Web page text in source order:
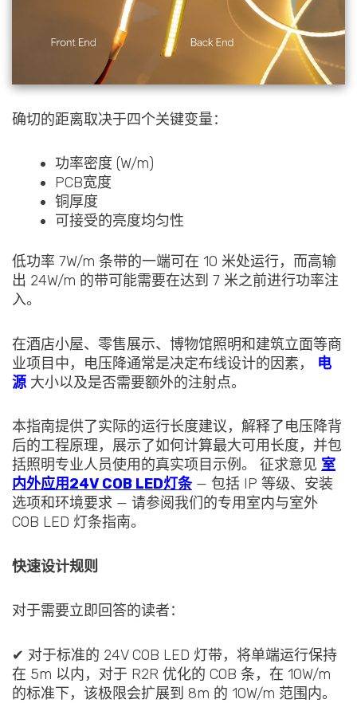
确切的距离取决于四个关键变量：
功率密度 (W/m)
PCB宽度
铜厚度
可接受的亮度均匀性
低功率 7W/m 条带的一端可在 10 米处运行，而高输
出 24W/m 的带可能需要在达到 7 米之前进行功率注
入。
在酒店小屋、零售展示、博物馆照明和建筑立面等商
业项目中，电压降通常是决定布线设计的因素， 电
源 大小以及是否需要额外的注射点。
本指南提供了实际的运行长度建议，解释了电压降背
后的工程原理，展示了如何计算最大可用长度，并包
括照明专业人员使用的真实项目示例。 征求意见 室
内外应用24V COB LED灯条— 包括 IP 等级、安装
选项和环境要求 — 请参阅我们的专用室内与室外
COB LED 灯条指南。
快速设计规则
对于需要立即回答的读者：
✔ 对于标准的 24V COB LED 灯带，将单端运行保持
在 5m 以内，对于 R2R 优化的 COB 条，在 10W/m
的标准下，该极限会扩展到 8m 的 10W/m 范围内。